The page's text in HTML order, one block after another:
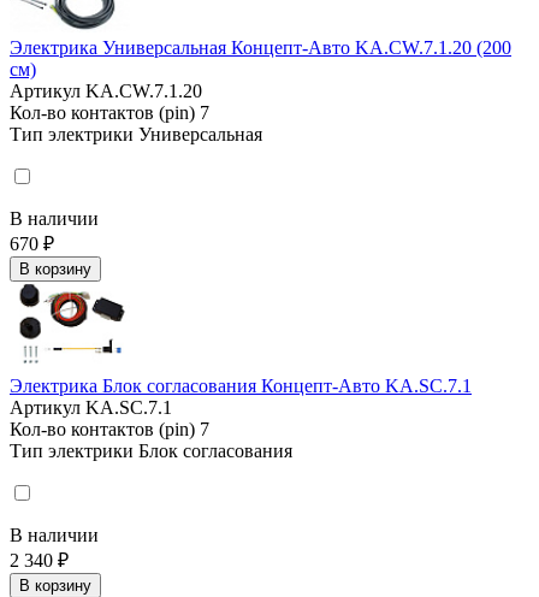
Электрика Универсальная Концепт-Авто KA.CW.7.1.20 (200
см)
Артикул KA.CW.7.1.20
Кол-во контактов (pin) 7
Тип электрики Универсальная
В наличии
670 ₽
В корзину
Электрика Блок согласования Концепт-Авто KA.SC.7.1
Артикул KA.SC.7.1
Кол-во контактов (pin) 7
Тип электрики Блок согласования
В наличии
2 340 ₽
В корзину